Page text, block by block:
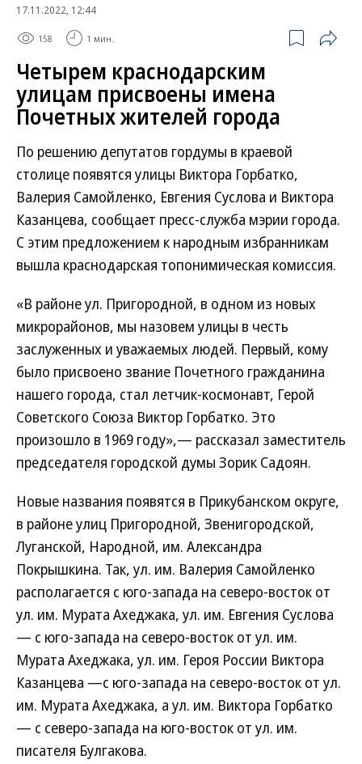
17.11.2022, 12:44
158 1 мин.
Четырем краснодарским
улицам присвоены имена
Почетных жителей города
По решению депутатов гордумы в краевой
столице появятся улицы Виктора Горбатко,
Валерия Самойленко, Евгения Суслова и Виктора
Казанцева, сообщает пресс-служба мэрии города.
С этим предложением к народным избранникам
вышла краснодарская топонимическая комиссия.
«В районе ул. Пригородной, в одном из новых
микрорайонов, мы назовем улицы в честь
заслуженных и уважаемых людей. Первый, кому
было присвоено звание Почетного гражданина
нашего города, стал летчик-космонавт, Герой
Советского Союза Виктор Горбатко. Это
произошло в 1969 году»,— рассказал заместитель
председателя городской думы Зорик Садоян.
Новые названия появятся в Прикубанском округе,
в районе улиц Пригородной, Звенигородской,
Луганской, Народной, им. Александра
Покрышкина. Так, ул. им. Валерия Самойленко
располагается с юго-запада на северо-восток от
ул. им. Мурата Ахеджака, ул. им. Евгения Суслова
— с юго-запада на северо-восток от ул. им.
Мурата Ахеджака, ул. им. Героя России Виктора
Казанцева —с юго-запада на северо-восток от ул.
им. Мурата Ахеджака, а ул. им. Виктора Горбатко
— с северо-запада на юго-восток от ул. им.
писателя Булгакова.